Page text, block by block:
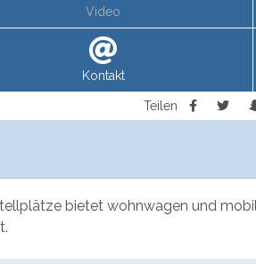
Video
Kontakt
Teilen
bietet wohnwagen und